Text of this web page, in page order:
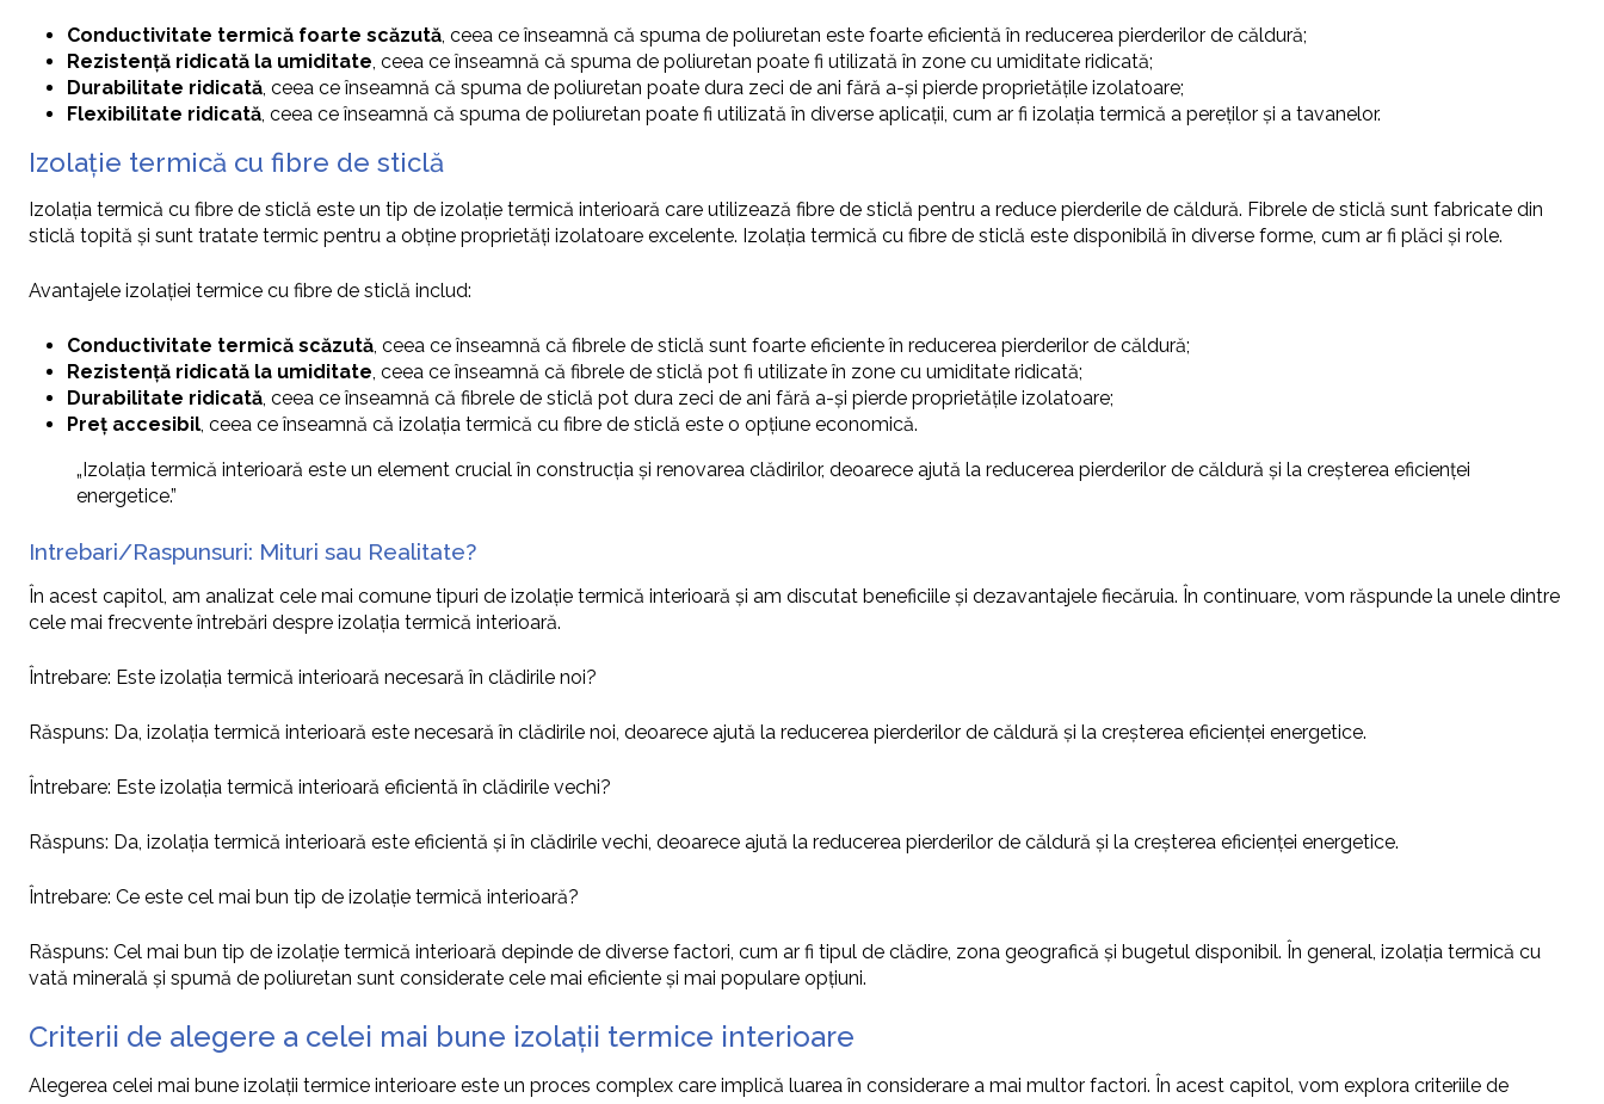
Conductivitate termică foarte scăzută, ceea ce înseamnă că spuma de poliuretan este foarte eficientă în reducerea pierderilor de căldură;
Rezistență ridicată la umiditate, ceea ce înseamnă că spuma de poliuretan poate fi utilizată în zone cu umiditate ridicată;
Durabilitate ridicată, ceea ce înseamnă că spuma de poliuretan poate dura zeci de ani fără a-și pierde proprietățile izolatoare;
Flexibilitate ridicată, ceea ce înseamnă că spuma de poliuretan poate fi utilizată în diverse aplicații, cum ar fi izolația termică a pereților și a tavanelor.
Izolație termică cu fibre de sticlă
Izolația termică cu fibre de sticlă este un tip de izolație termică interioară care utilizează fibre de sticlă pentru a reduce pierderile de căldură. Fibrele de sticlă sunt fabricate din
sticlă topită și sunt tratate termic pentru a obține proprietăți izolatoare excelente. Izolația termică cu fibre de sticlă este disponibilă în diverse forme, cum ar fi plăci și role.
Avantajele izolației termice cu fibre de sticlă includ:
Conductivitate termică scăzută, ceea ce înseamnă că fibrele de sticlă sunt foarte eficiente în reducerea pierderilor de căldură;
Rezistență ridicată la umiditate, ceea ce înseamnă că fibrele de sticlă pot fi utilizate în zone cu umiditate ridicată;
Durabilitate ridicată, ceea ce înseamnă că fibrele de sticlă pot dura zeci de ani fără a-și pierde proprietățile izolatoare;
Preț accesibil, ceea ce înseamnă că izolația termică cu fibre de sticlă este o opțiune economică.
„Izolația termică interioară este un element crucial în construcția și renovarea clădirilor, deoarece ajută la reducerea pierderilor de căldură și la creșterea eficienței
energetice.”
Intrebari/Raspunsuri: Mituri sau Realitate?
În acest capitol, am analizat cele mai comune tipuri de izolație termică interioară și am discutat beneficiile și dezavantajele fiecăruia. În continuare, vom răspunde la unele dintre
cele mai frecvente întrebări despre izolația termică interioară.
Întrebare: Este izolația termică interioară necesară în clădirile noi?
Răspuns: Da, izolația termică interioară este necesară în clădirile noi, deoarece ajută la reducerea pierderilor de căldură și la creșterea eficienței energetice.
Întrebare: Este izolația termică interioară eficientă în clădirile vechi?
Răspuns: Da, izolația termică interioară este eficientă și în clădirile vechi, deoarece ajută la reducerea pierderilor de căldură și la creșterea eficienței energetice.
Întrebare: Ce este cel mai bun tip de izolație termică interioară?
Răspuns: Cel mai bun tip de izolație termică interioară depinde de diverse factori, cum ar fi tipul de clădire, zona geografică și bugetul disponibil. În general, izolația termică cu
vată minerală și spumă de poliuretan sunt considerate cele mai eficiente și mai populare opțiuni.
Criterii de alegere a celei mai bune izolații termice interioare
Alegerea celei mai bune izolații termice interioare este un proces complex care implică luarea în considerare a mai multor factori. În acest capitol, vom explora criteriile de